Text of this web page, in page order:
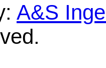
A&S